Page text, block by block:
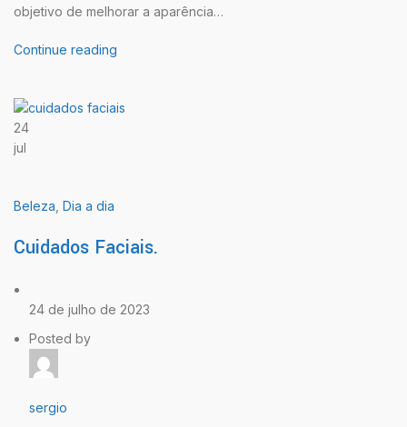
objetivo de melhorar a aparência…
Continue reading
24
jul
Beleza Dia a dia
Cuidados Faciais.
24 de julho de 2023
Posted by
sergio